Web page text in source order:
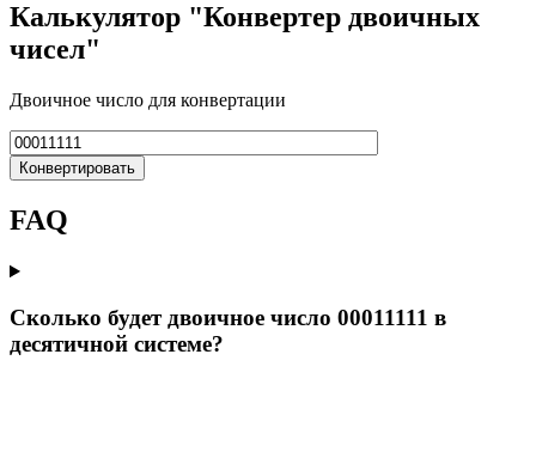
Калькулятор "Конвертер двоичных
чисел"
Двоичное число для конвертации
Конвертировать
FAQ
Сколько будет двоичное число 00011111 в
десятичной системе?